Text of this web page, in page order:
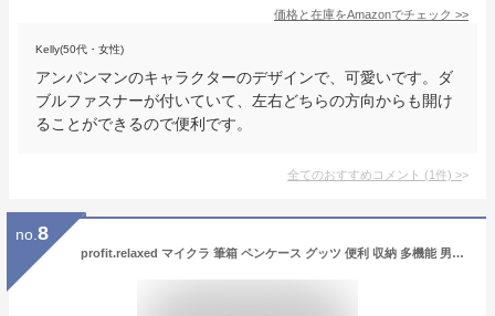
価格と在庫をAmazonでチェック >>
Kelly(50代・女性)
アンパンマンのキャラクターのデザインで、可愛いです。ダ
ブルファスナーが付いていて、左右どちらの方向からも開け
ることができるので便利です。
全てのおすすめコメント (1件) >
no. 8
profit.relaxed マイクラ 筆箱 ペンケース グッツ 便利 収納 多機能 男の子 女の子 小学生 中学生 高校生 大学生 大人 1個 (Green)